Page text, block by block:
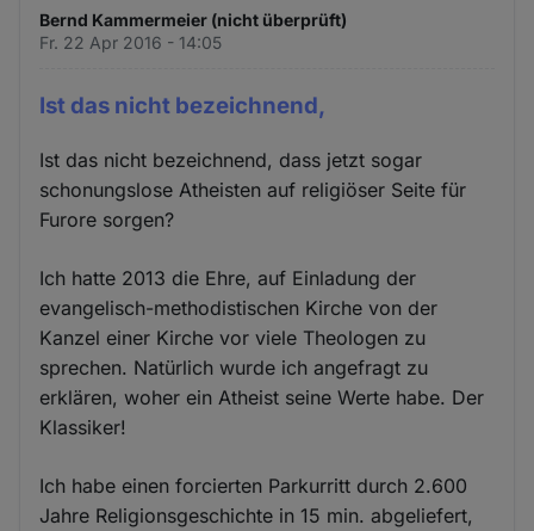
Bernd Kammermeier (nicht überprüft)
Fr. 22 Apr 2016 - 14:05
Ist das nicht bezeichnend,
Ist das nicht bezeichnend, dass jetzt sogar
schonungslose Atheisten auf religiöser Seite für
Furore sorgen?
Ich hatte 2013 die Ehre, auf Einladung der
evangelisch-methodistischen Kirche von der
Kanzel einer Kirche vor viele Theologen zu
sprechen. Natürlich wurde ich angefragt zu
erklären, woher ein Atheist seine Werte habe. Der
Klassiker!
Ich habe einen forcierten Parkurritt durch 2.600
Jahre Religionsgeschichte in 15 min. abgeliefert,